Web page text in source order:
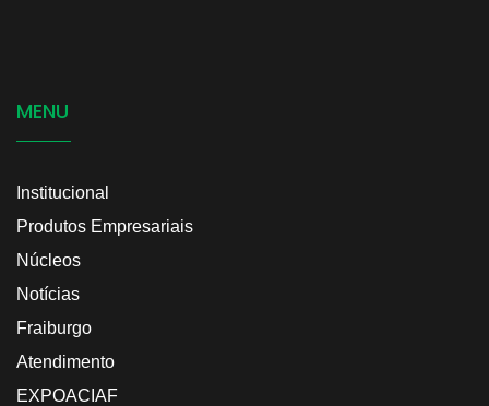
MENU
Institucional
Produtos Empresariais
Núcleos
Notícias
Fraiburgo
Atendimento
EXPOACIAF